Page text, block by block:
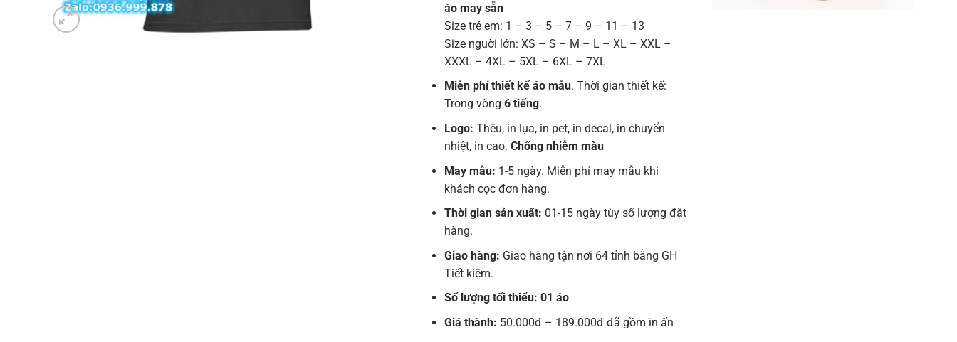
áo may sẵn
Size trẻ em: 1 – 3 – 5 – 7 – 9 – 11 – 13
Size nguời lớn: XS – S – M – L – XL – XXL –
XXXL – 4XL – 5XL – 6XL – 7XL
Miễn phí thiết kế áo mẫu. Thời gian thiết kế:
Trong vòng 6 tiếng.
Logo: Thêu, in lụa, in pet, in decal, in chuyển
nhiệt, in cao. Chống nhiễm màu
May mẫu: 1-5 ngày. Miễn phí may mẫu khi
khách cọc đơn hàng.
Thời gian sản xuất: 01-15 ngày tùy số lượng đặt
hàng.
Giao hàng: Giao hàng tận nơi 64 tỉnh bằng GH
Tiết kiệm.
Số lượng tối thiểu: 01 áo
Giá thành: 50.000đ – 189.000đ đã gồm in ấn